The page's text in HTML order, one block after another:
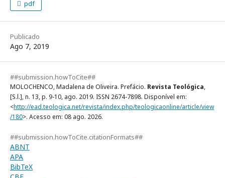
pdf
Publicado
Ago 7, 2019
##submission.howToCite##
MOLOCHENCO, Madalena de Oliveira. Prefácio. Revista Teológica,
[S.l.], n. 13, p. 9-10, ago. 2019. ISSN 2674-7898. Disponível em:
<http://ead.teologica.net/revista/index.php/teologicaonline/article/view
/180>. Acesso em: 08 ago. 2026.
##submission.howToCite.citationFormats##
ABNT
APA
BibTeX